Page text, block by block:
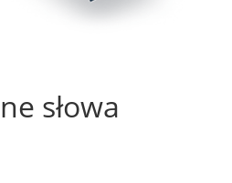
słowa